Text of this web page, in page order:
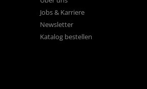
Jobs & Karriere
Newsletter
Katalog bestellen